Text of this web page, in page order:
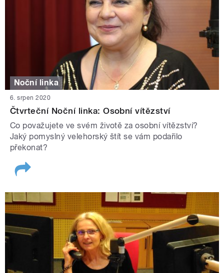
Noční linka
6. srpen 2020
Čtvrteční Noční linka: Osobní vítězství
Co považujete ve svém životě za osobní vítězství?
Jaký pomyslný velehorský štít se vám podařilo
překonat?